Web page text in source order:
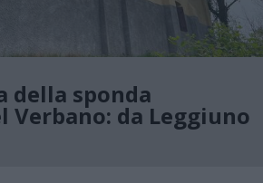
della sponda
Verbano: da Leggiuno